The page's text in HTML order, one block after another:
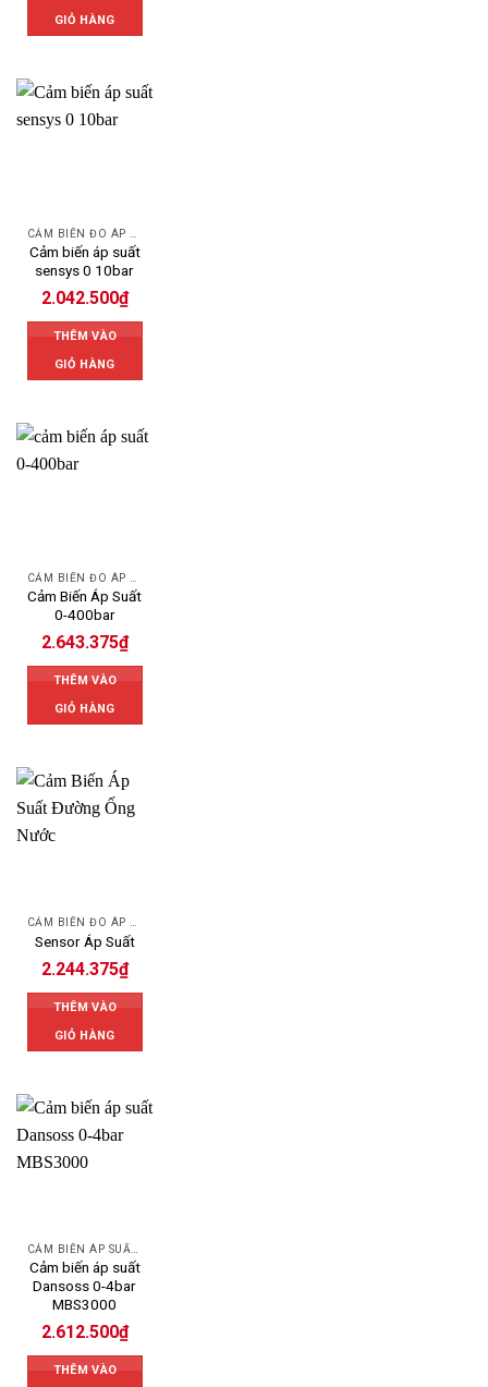
GIỎ HÀNG
Cảm biến áp suất
sensys 0 10bar
2.042.500₫
THÊM VÀO
GIỎ HÀNG
Cảm Biến Áp Suất
0-400bar
2.643.375₫
THÊM VÀO
GIỎ HÀNG
Sensor Áp Suất
2.244.375₫
THÊM VÀO
GIỎ HÀNG
Cảm biến áp suất
Dansoss 0-4bar
MBS3000
2.612.500₫
THÊM VÀO